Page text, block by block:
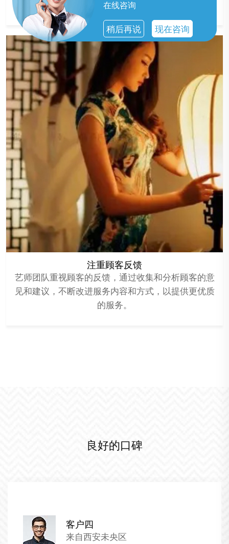
在线咨询
稍后再说 现在咨询
的服务。
注重顾客反馈
艺师团队重视顾客的反馈，通过收集和分析顾客的意
见和建议，不断改进服务内容和方式，以提供更优质
的服务。
良好的口碑
客户五
来自西安未央区